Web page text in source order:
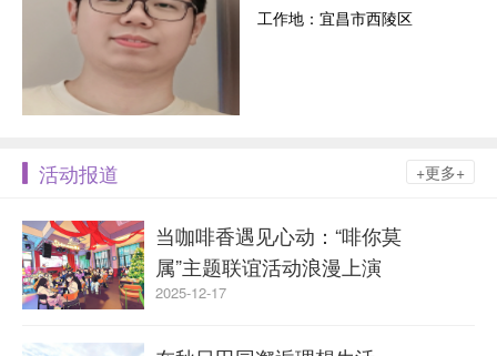
工作地：宜昌市西陵区
活动报道 +更多+
当咖啡香遇见心动：“啡你莫
属”主题联谊活动浪漫上演
2025-12-17